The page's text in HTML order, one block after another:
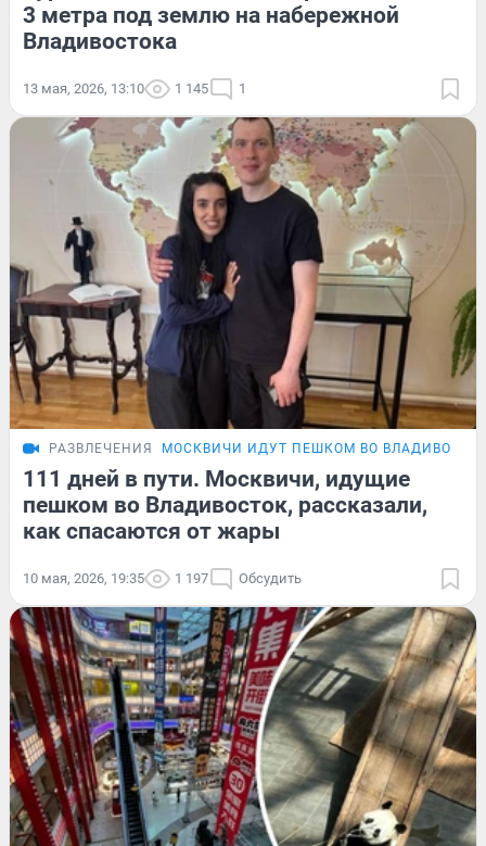
3 метра под землю на набережной
Владивостока
13 мая, 2026, 13:10 1 145 1
РАЗВЛЕЧЕНИЯ МОСКВИЧИ ИДУТ ПЕШКОМ ВО
111 дней в пути. Москвичи, идущие
пешком во Владивосток, рассказали,
как спасаются от жары
10 мая, 2026, 19:35 1 197 Обсудить